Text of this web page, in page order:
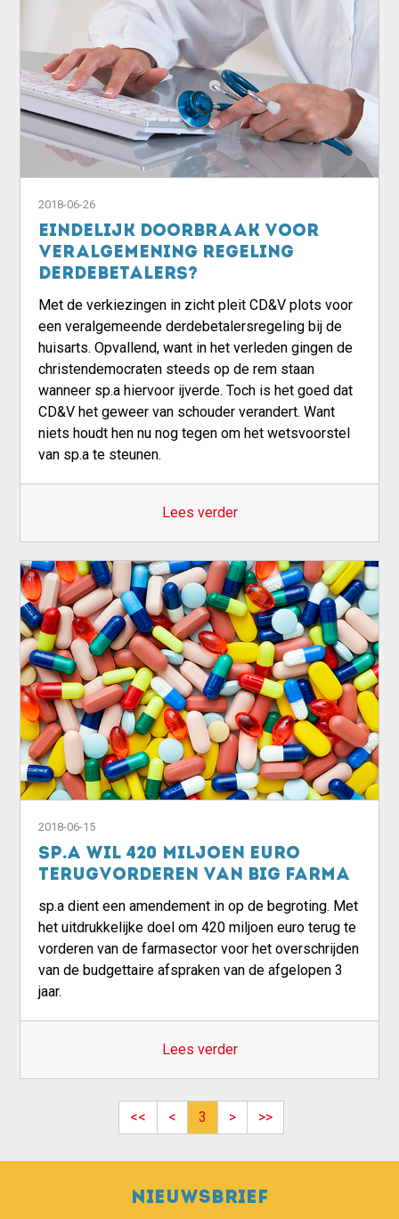
2018-06-26
Eindelijk doorbraak voor
veralgemening regeling
derdebetalers?
Met de verkiezingen in zicht pleit CD&V plots voor
een veralgemeende derdebetalersregeling bij de
huisarts. Opvallend, want in het verleden gingen de
christendemocraten steeds op de rem staan
wanneer sp.a hiervoor ijverde. Toch is het goed dat
CD&V het geweer van schouder verandert. Want
niets houdt hen nu nog tegen om het wetsvoorstel
van sp.a te steunen.
Lees verder
2018-06-15
sp.a wil 420 miljoen euro
terugvorderen van big farma
sp.a dient een amendement in op de begroting. Met
het uitdrukkelijke doel om 420 miljoen euro terug te
vorderen van de farmasector voor het overschrijden
van de budgettaire afspraken van de afgelopen 3
jaar.
Lees verder
<< First page
< Previous page
3 >Next page
>>Last page
Nieuwsbrief